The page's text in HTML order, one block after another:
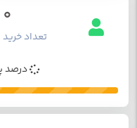
0
تعداد
درصد